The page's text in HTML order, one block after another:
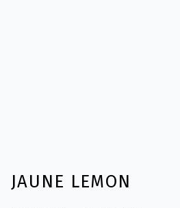
JAUNE LEMON